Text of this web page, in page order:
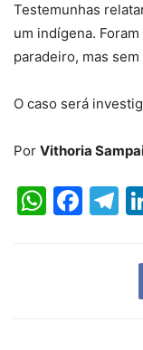
Testemunhas
um indígena.
paradeiro, mas
O caso será
Por Vithoria